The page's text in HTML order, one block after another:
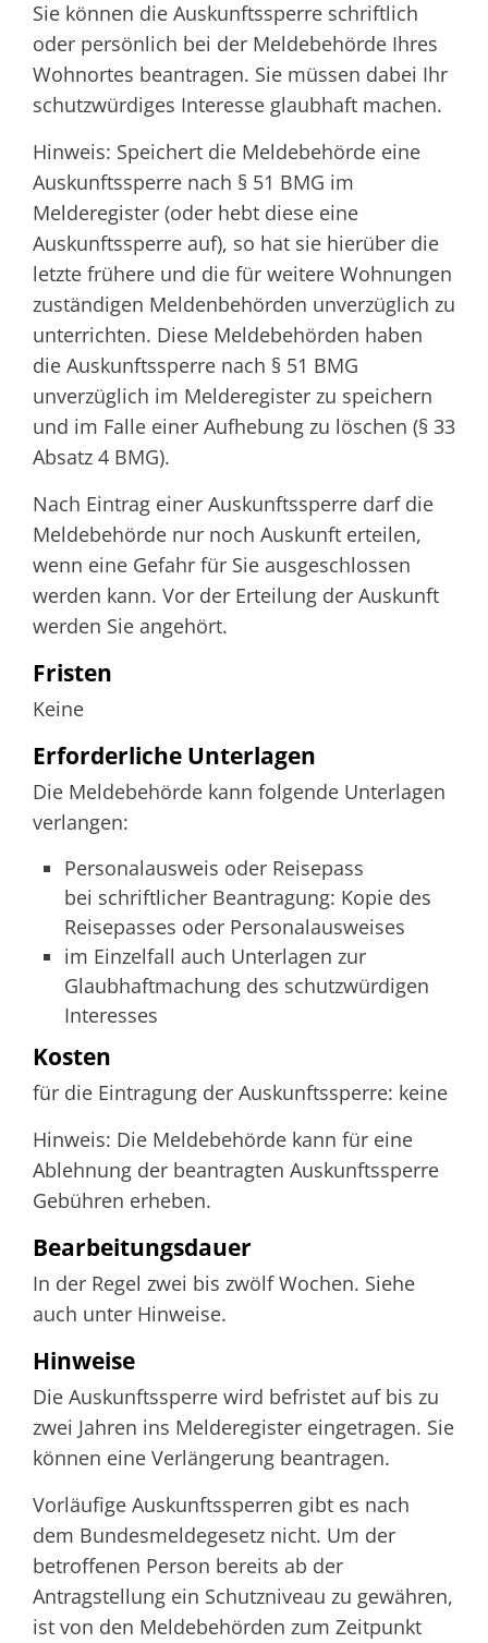
Sie können die Auskunftssperre schriftlich
oder persönlich bei der Meldebehörde Ihres
Wohnortes beantragen. Sie müssen dabei Ihr
schutzwürdiges Interesse glaubhaft machen.
Hinweis: Speichert die Meldebehörde eine
Auskunftssperre nach § 51 BMG im
Melderegister (oder hebt diese eine
Auskunftssperre auf), so hat sie hierüber die
letzte frühere und die für weitere Wohnungen
zuständigen Meldenbehörden unverzüglich zu
unterrichten. Diese Meldebehörden haben
die Auskunftssperre nach § 51 BMG
unverzüglich im Melderegister zu speichern
und im Falle einer Aufhebung zu löschen (§ 33
Absatz 4 BMG).
Nach Eintrag einer Auskunftssperre darf die
Meldebehörde nur noch Auskunft erteilen,
wenn eine Gefahr für Sie ausgeschlossen
werden kann. Vor der Erteilung der Auskunft
werden Sie angehört.
Fristen
Keine
Erforderliche Unterlagen
Die Meldebehörde kann folgende Unterlagen
verlangen:
Personalausweis oder Reisepass
bei schriftlicher Beantragung: Kopie des
Reisepasses oder Personalausweises
im Einzelfall auch Unterlagen zur
Glaubhaftmachung des schutzwürdigen
Interesses
Kosten
für die Eintragung der Auskunftssperre: keine
Hinweis: Die Meldebehörde kann für eine
Ablehnung der beantragten Auskunftssperre
Gebühren erheben.
Bearbeitungsdauer
In der Regel zwei bis zwölf Wochen. Siehe
auch unter Hinweise.
Hinweise
Die Auskunftssperre wird befristet auf bis zu
zwei Jahren ins Melderegister eingetragen. Sie
können eine Verlängerung beantragen.
Vorläufige Auskunftssperren gibt es nach
dem Bundesmeldegesetz nicht. Um der
betroffenen Person bereits ab der
Antragstellung ein Schutzniveau zu gewähren,
ist von den Meldebehörden zum Zeitpunkt